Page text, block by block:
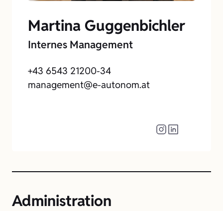
Martina Guggenbichler
Internes Management
+43 6543 21200-34
management@e-autonom.at
Administration